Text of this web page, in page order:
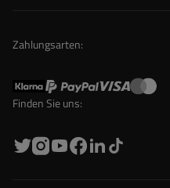
Zahlungsarten:
Finden Sie uns: